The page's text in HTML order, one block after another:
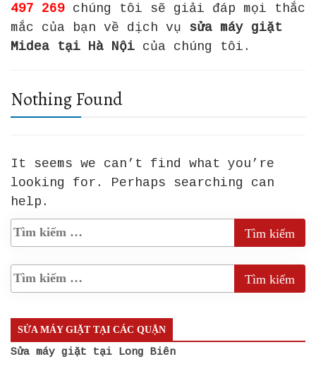
497 269 chúng tôi sẽ giải đáp mọi thắc
mắc của bạn về dịch vụ sửa máy giặt
Midea tại Hà Nội của chúng tôi.
Nothing Found
It seems we can’t find what you’re
looking for. Perhaps searching can
help.
SỬA MÁY GIẶT TẠI CÁC QUẬN
Sửa máy giặt tại Long Biên